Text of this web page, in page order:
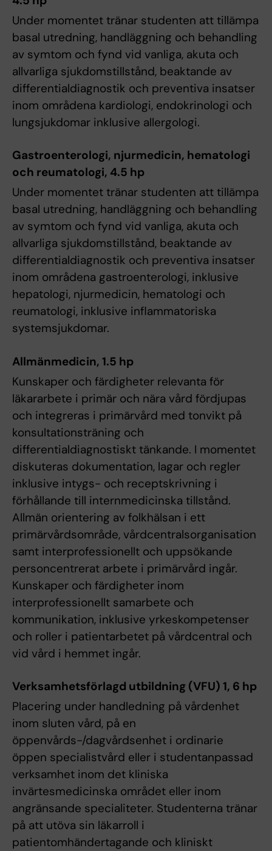
Under momentet tränar studenten att tillämpa
basal utredning, handläggning och behandling
av symtom och fynd vid vanliga, akuta och
allvarliga sjukdomstillstånd, beaktande av
differentialdiagnostik och preventiva insatser
inom områdena kardiologi, endokrinologi och
lungsjukdomar inklusive allergologi.
Gastroenterologi, njurmedicin, hematologi
och reumatologi, 4.5 hp
Under momentet tränar studenten att tillämpa
basal utredning, handläggning och behandling
av symtom och fynd vid vanliga, akuta och
allvarliga sjukdomstillstånd, beaktande av
differentialdiagnostik och preventiva insatser
inom områdena gastroenterologi, inklusive
hepatologi, njurmedicin, hematologi och
reumatologi, inklusive inflammatoriska
systemsjukdomar.
Allmänmedicin, 1.5 hp
Kunskaper och färdigheter relevanta för
läkararbete i primär och nära vård fördjupas
och integreras i primärvård med tonvikt på
konsultationsträning och
differentialdiagnostiskt tänkande. I momentet
diskuteras dokumentation, lagar och regler
inklusive intygs- och receptskrivning i
förhållande till internmedicinska tillstånd.
Allmän orientering av folkhälsan i ett
primärvårdsområde, vårdcentralsorganisation
samt interprofessionellt och uppsökande
personcentrerat arbete i primärvård ingår.
Kunskaper och färdigheter inom
interprofessionellt samarbete och
kommunikation, inklusive yrkeskompetenser
och roller i patientarbetet på vårdcentral och
vid vård i hemmet ingår.
Verksamhetsförlagd utbildning (VFU) 1, 6 hp
Placering under handledning på vårdenhet
inom sluten vård, på en
öppenvårds-/dagvårdsenhet i ordinarie
öppen specialistvård eller i studentanpassad
verksamhet inom det kliniska
invärtesmedicinska området eller inom
angränsande specialiteter. Studenterna tränar
på att utöva sin läkarroll i
patientomhändertagande och kliniskt